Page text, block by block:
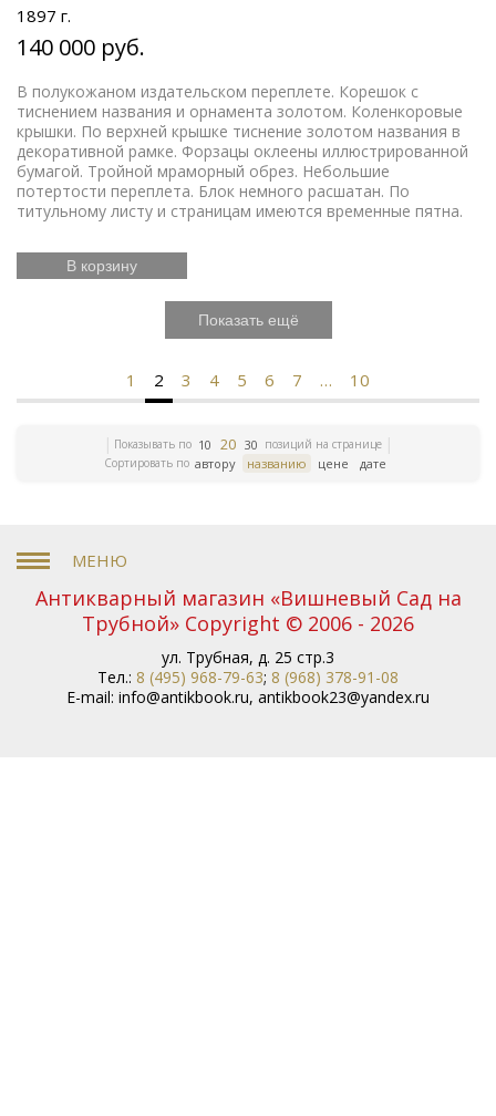
1897 г.
140 000 руб.
В полукожаном издательском переплете. Корешок с
тиснением названия и орнамента золотом. Коленкоровые
крышки. По верхней крышке тиснение золотом названия в
декоративной рамке. Форзацы оклеены иллюстрированной
бумагой. Тройной мраморный обрез. Небольшие
потертости переплета. Блок немного расшатан. По
титульному листу и страницам имеются временные пятна.
В корзину
Показать ещё
1 2 3 4 5 6 7 … 10
Показывать по 10 20 30 позиций на странице
Сортировать по автору названию цене дате
Антикварный магазин «Вишневый Сад на
Трубной» Copyright © 2006 - 2026
ул. Трубная, д. 25 стр.3
Тел.: 8 (495) 968-79-63; 8 (968) 378-91-08
E-mail: info@antikbook.ru, antikbook23@yandex.ru